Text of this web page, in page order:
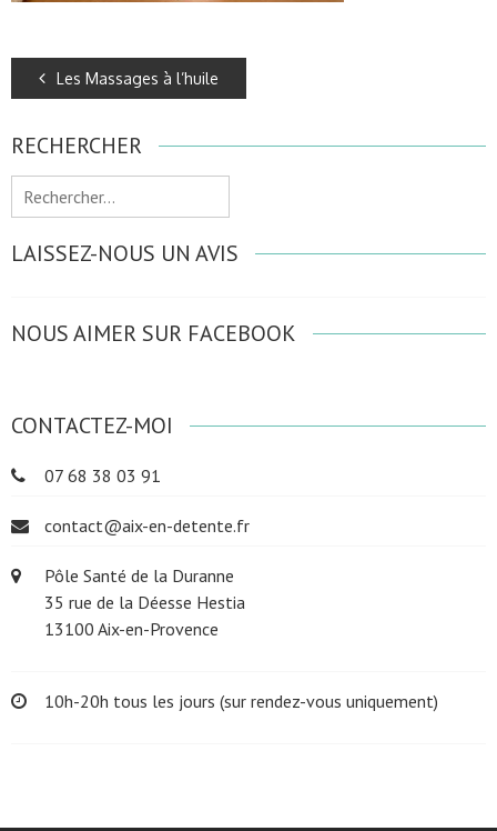
Les Massages à l’huile
RECHERCHER
Rechercher :
LAISSEZ-NOUS UN AVIS
NOUS AIMER SUR FACEBOOK
CONTACTEZ-MOI
07 68 38 03 91
contact@aix-en-detente.fr
Pôle Santé de la Duranne
35 rue de la Déesse Hestia
13100 Aix-en-Provence
10h-20h tous les jours (sur rendez-vous uniquement)